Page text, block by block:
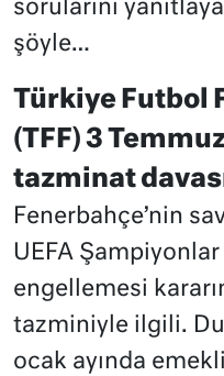
sorularını
şöyle…
Türkiye Futbol
(TFF) 3
tazminat
Fenerbahçe’nin
UEFA
engellemesi
tazminiyle ilgili.
ocak ayında